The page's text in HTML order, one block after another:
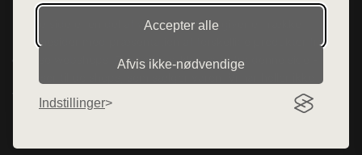
Accepter alle
Afvis ikke‑nødvendige
Indstillinger
Denne side er en del af want.dk, der udgiver en række
hjemmesider med præsentation af forskellige produkter fra
diverse webshops. Der sælges ikke varer fra denne side - vi
henviser til de shops, som sælger varen. Vi har heller ikke
varerne på lager.